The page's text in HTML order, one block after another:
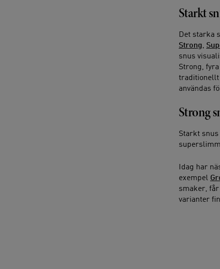
Starkt
Det starka
Strong,
snus
Strong,
traditionellt
användas
Strong
Starkt
Idag har
exempel
smaker,
varianter